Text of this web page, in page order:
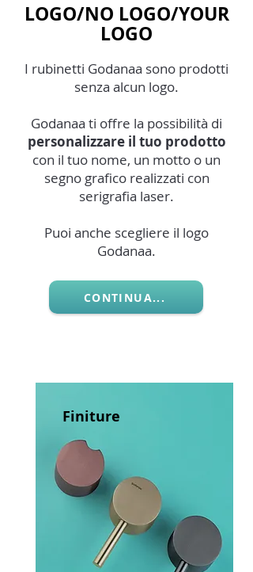
LOGO/NO LOGO/YOUR
LOGO
I rubinetti Godanaa sono prodotti
senza alcun logo.
Godanaa ti offre la possibilità di
personalizzare il tuo prodotto
con il tuo nome, un motto o un
segno grafico realizzati con
serigrafia laser.
Puoi anche scegliere il logo
Godanaa.
CONTINUA...
Finiture